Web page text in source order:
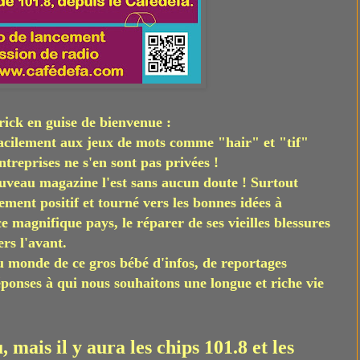
en guise de bienvenue :
aux jeux de mots comme "hair" et "tif"
ne s'en sont pas privées !
magazine l'est sans aucun doute ! Surtout
positif et tourné vers les bonnes idées à
pays, le réparer de ses vieilles blessures
l'avant.
de ce gros bébé d'infos, de reportages
à qui nous souhaitons une longue et riche vie
il y aura les chips 101.8 et les